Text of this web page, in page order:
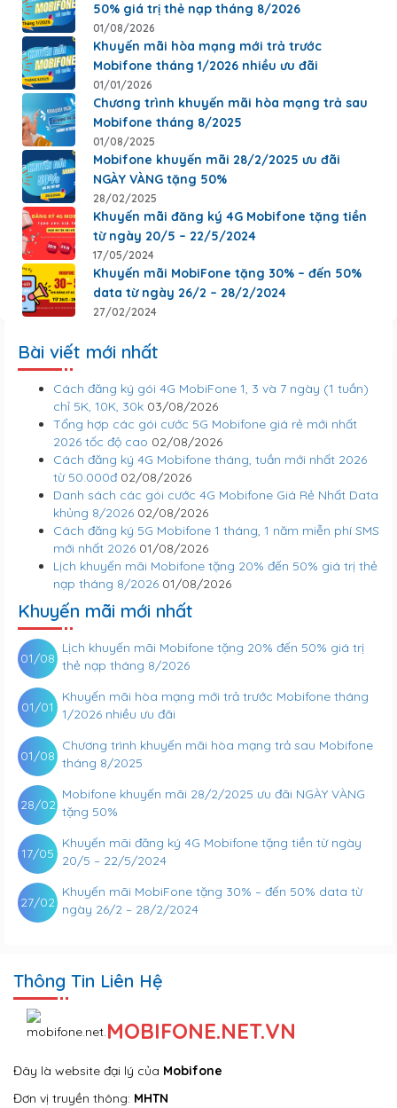
50% giá trị thẻ nạp tháng 8/2026
01/08/2026
Khuyến mãi hòa mạng mới trả trước
Mobifone tháng 1/2026 nhiều ưu đãi
01/01/2026
Chương trình khuyến mãi hòa mạng trả sau
Mobifone tháng 8/2025
01/08/2025
Mobifone khuyến mãi 28/2/2025 ưu đãi
NGÀY VÀNG tặng 50%
28/02/2025
Khuyến mãi đăng ký 4G Mobifone tặng tiền
từ ngày 20/5 – 22/5/2024
17/05/2024
Khuyến mãi MobiFone tặng 30% – đến 50%
data từ ngày 26/2 – 28/2/2024
27/02/2024
Bài viết mới nhất
Cách đăng ký gói 4G MobiFone 1, 3 và 7 ngày (1 tuần)
chỉ 5K, 10K, 30k 03/08/2026
Tổng hợp các gói cước 5G Mobifone giá rẻ mới nhất
2026 tốc độ cao 02/08/2026
Cách đăng ký 4G Mobifone tháng, tuần mới nhất 2026
từ 50.000đ 02/08/2026
Danh sách các gói cước 4G Mobifone Giá Rẻ Nhất Data
khủng 8/2026 02/08/2026
Cách đăng ký 5G Mobifone 1 tháng, 1 năm miễn phí SMS
mới nhất 2026 01/08/2026
Lịch khuyến mãi Mobifone tặng 20% đến 50% giá trị thẻ
nạp tháng 8/2026 01/08/2026
Khuyến mãi mới nhất
Lịch khuyến mãi Mobifone tặng 20% đến 50% giá trị
thẻ nạp tháng 8/2026
01/08
Khuyến mãi hòa mạng mới trả trước Mobifone tháng
1/2026 nhiều ưu đãi
01/01
Chương trình khuyến mãi hòa mạng trả sau Mobifone
tháng 8/2025
01/08
Mobifone khuyến mãi 28/2/2025 ưu đãi NGÀY VÀNG
tặng 50%
28/02
Khuyến mãi đăng ký 4G Mobifone tặng tiền từ ngày
20/5 – 22/5/2024
17/05
Khuyến mãi MobiFone tặng 30% – đến 50% data từ
ngày 26/2 – 28/2/2024
27/02
Thông Tin Liên Hệ
MOBIFONE.NET.VN
Đây là website đại lý của Mobifone
Đơn vị truyền thông: MHTN